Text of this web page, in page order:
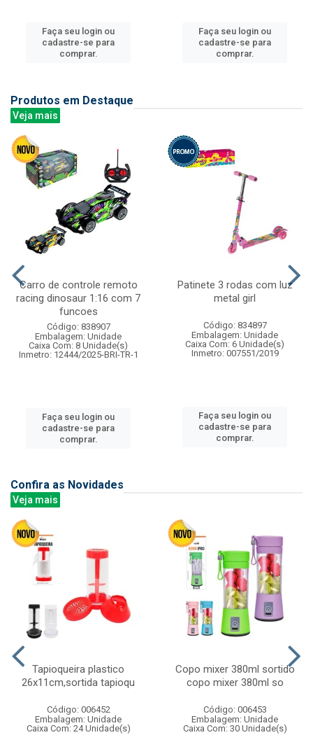
Faça seu login ou
cadastre-se para
comprar.
Faça seu login ou
cadastre-se para
comprar.
Produtos em Destaque
Veja mais
Carro de controle remoto
racing dinosaur 1:16 com 7
funcoes
Código: 838907
Embalagem: Unidade
Caixa Com: 8 Unidade(s)
Inmetro: 12444/2025-BRI-TR-1
Faça seu login ou
cadastre-se para
comprar.
Patinete 3 rodas com luz
metal girl
Código: 834897
Embalagem: Unidade
Caixa Com: 6 Unidade(s)
Inmetro: 007551/2019
Faça seu login ou
cadastre-se para
comprar.
Confira as Novidades
Veja mais
Tapioqueira plastico
26x11cm,sortida tapioqu
Código: 006452
Embalagem: Unidade
Caixa Com: 24 Unidade(s)
Copo mixer 380ml sortido
copo mixer 380ml so
Código: 006453
Embalagem: Unidade
Caixa Com: 30 Unidade(s)